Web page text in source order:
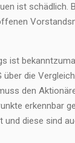
ist schädlich.
ist
die
den
erkennbar
diese sind